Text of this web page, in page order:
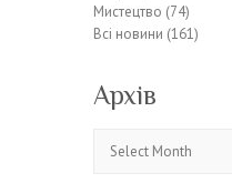
Мистецтво (74)
Всі новини (161)
Архів